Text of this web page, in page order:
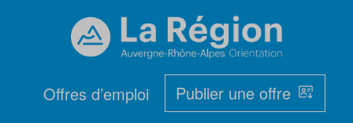
Offres d’emploi Publier une offre